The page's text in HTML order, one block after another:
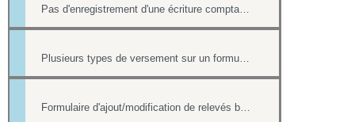
Pas d'enregistrement d'une écriture comptable en cas de paiement ultérieur
Plusieurs types de versement sur un formulaire
Formulaire d'ajout/modification de relevés bancaires